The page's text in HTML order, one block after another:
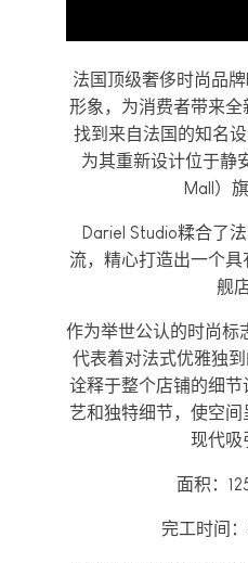
法国顶级奢侈时尚品
形象，为消费者带来
找到来自法国的知名设
为其重新设计位于静
Mall）
Dariel Studio糅合了
流，精心打造出一个
舰
作为举世公认的时尚标
代表着对法式优雅独
诠释于整个店铺的细
艺和独特细节，使空
现代吸
面积：
完工时间：